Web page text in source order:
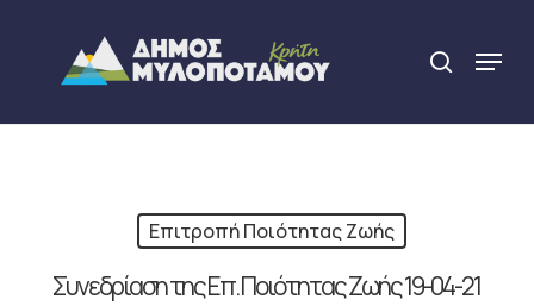
content
search
Menu
Επιτροπή Ποιότητας Ζωής
Συνεδρίαση της Επ. Ποιότητας Ζωής 19-04-21
Close